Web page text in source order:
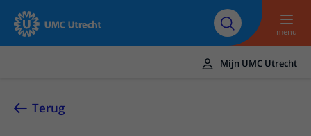
Naar hoofdinhoud
Over UMC
Utrecht
Research
Werken bij het UMC
Utrecht
menu
UMC Utrecht
Mijn UMC Utrecht
Terug